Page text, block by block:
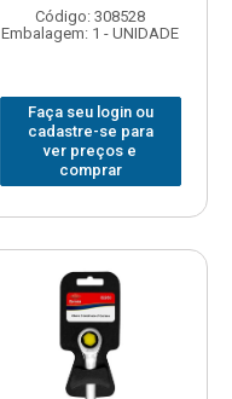
Código: 308528
Embalagem: 1 - UNIDADE
Faça seu login ou
cadastre-se para
ver preços e
comprar